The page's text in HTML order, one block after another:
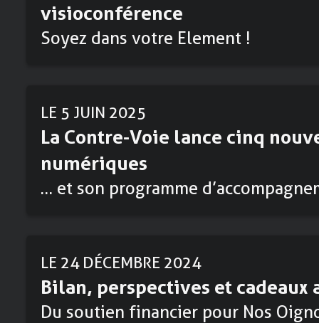
visioconférence
Soyez dans votre Element !
LE 5 JUIN 2025
La Contre-Voie lance cinq
numériques
… et son programme
LE 24 DÉCEMBRE 2024
Bilan, perspectives et cadeaux
Du soutien financier pour Nos